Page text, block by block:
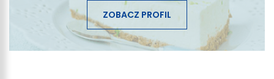
ZOBACZ PROFIL